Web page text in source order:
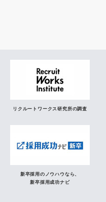
リクルートワークス研究所の調査
新卒採用のノウハウなら、
新卒採用成功ナビ